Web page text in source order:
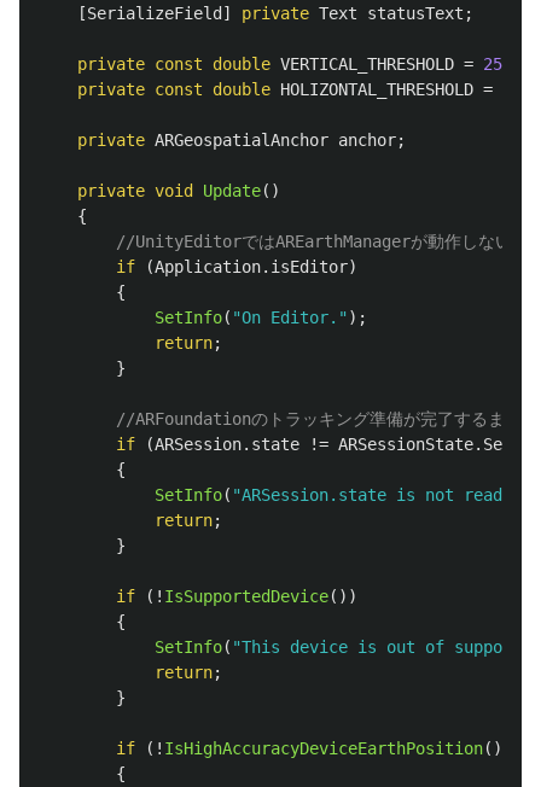
[SerializeField ] private Text statusText ;
private const double VERTICAL_THRESHOLD = 25
private const double HOLIZONTAL_THRESHOLD =
private ARGeospatialAnchor anchor;
private void Update()
{
//UnityEditorではAREarthManagerが動作しないの
if
(Application. isEditor)
{
SetInfo( "On Editor." );
return;
}
//ARFoundationのトラッキング準備が完了するまで何
if
(ARSession. state != ARSessionState.
{
SetInfo( "ARSession.state is not ready."
return;
}
if (! IsSupportedDevice())
{
SetInfo( "This device is out of support
return;
}
if (! IsHighAccuracyDeviceEarthPosition())
{